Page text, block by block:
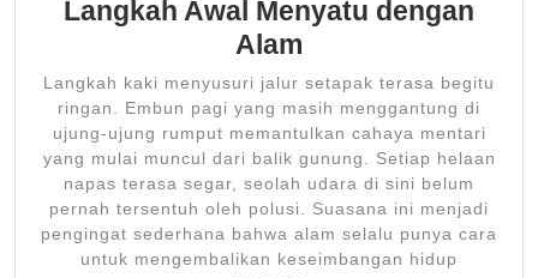
Langkah Awal Menyatu dengan
Alam
Langkah kaki menyusuri jalur setapak terasa begitu
ringan. Embun pagi yang masih menggantung di
ujung-ujung rumput memantulkan cahaya mentari
yang mulai muncul dari balik gunung. Setiap helaan
napas terasa segar, seolah udara di sini belum
pernah tersentuh oleh polusi. Suasana ini menjadi
pengingat sederhana bahwa alam selalu punya cara
untuk mengembalikan keseimbangan hidup